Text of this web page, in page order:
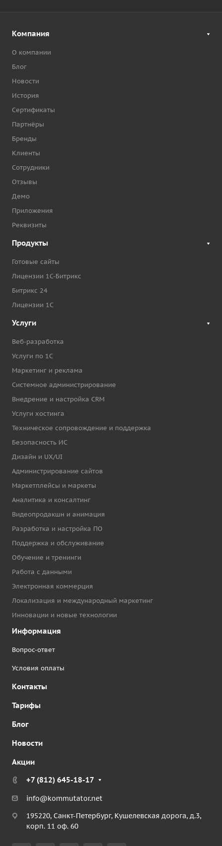
Компания
О компании
Блог
Новости
История
Сертификаты
Партнёры
Бренды
Клиенты
Сотрудники
Отзывы
Демо
Приложения
Реквизиты
Продукты
Готовые сайты
Лицензии 1С-Битрикс
Битрикс 24
Лицензии 1С
Услуги
Веб-разработка
Услуги по 1С
Маркетинг и реклама
Системное администрирование
Внедрение и настройка CRM
Услуги хостинга
Техническое сопровождение и поддержка
Безопасность ИС
Дизайн и UX/UI
Администрирование сайтов
Маркетплейсы и маркеты
Аналитика и консалтинг
Видеопродакшн и анимация
Разработка и настройка ПО
Поддержка и обслуживание
Обучение и тренинги
Работа с данными
Электронная коммерция
Локализация и международный маркетинг
Инновации и новые технологии
Информация
Вопрос-ответ
Условия оплаты
Контакты
Тарифы
Блог
Новости
Акции
+7 (812) 645-18-17
info@kommutator.net
195220, Санкт-Петербург, Кушелевская дорога, д.3,
корп. 11 оф. 60